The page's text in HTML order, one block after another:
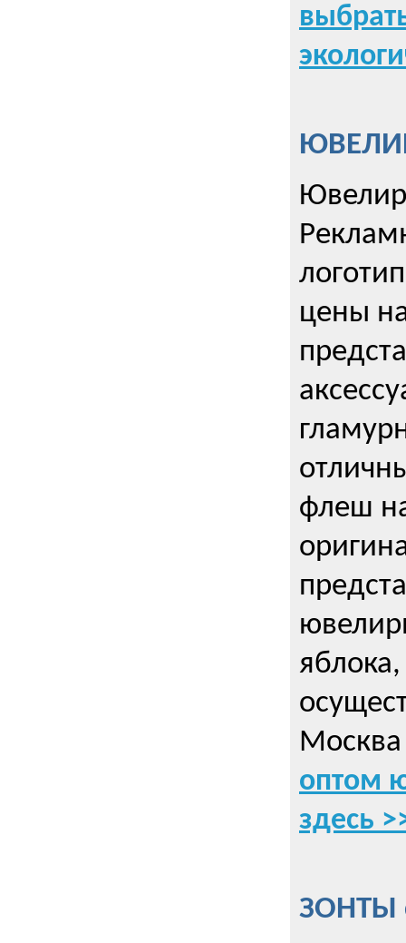
цены
флеш
Москва
оптом
здесь
ЗОНТЫ